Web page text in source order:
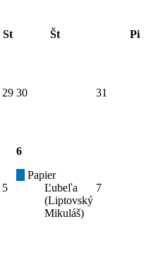
St Št
Pi
29 30 31
5
6
Papier
Ľubeľa
(Liptovský
Mikuláš)
7